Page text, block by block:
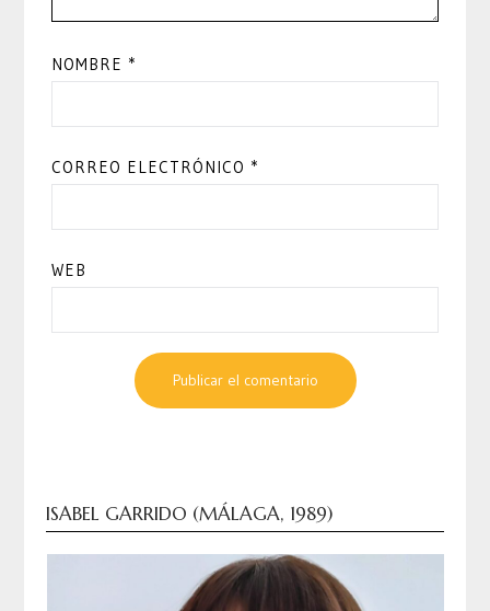
NOMBRE *
CORREO ELECTRÓNICO *
WEB
ISABEL GARRIDO (MÁLAGA, 1989)